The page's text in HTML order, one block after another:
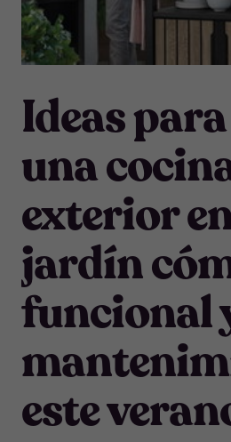
Ideas
una
exterior
jardín
funcional
este